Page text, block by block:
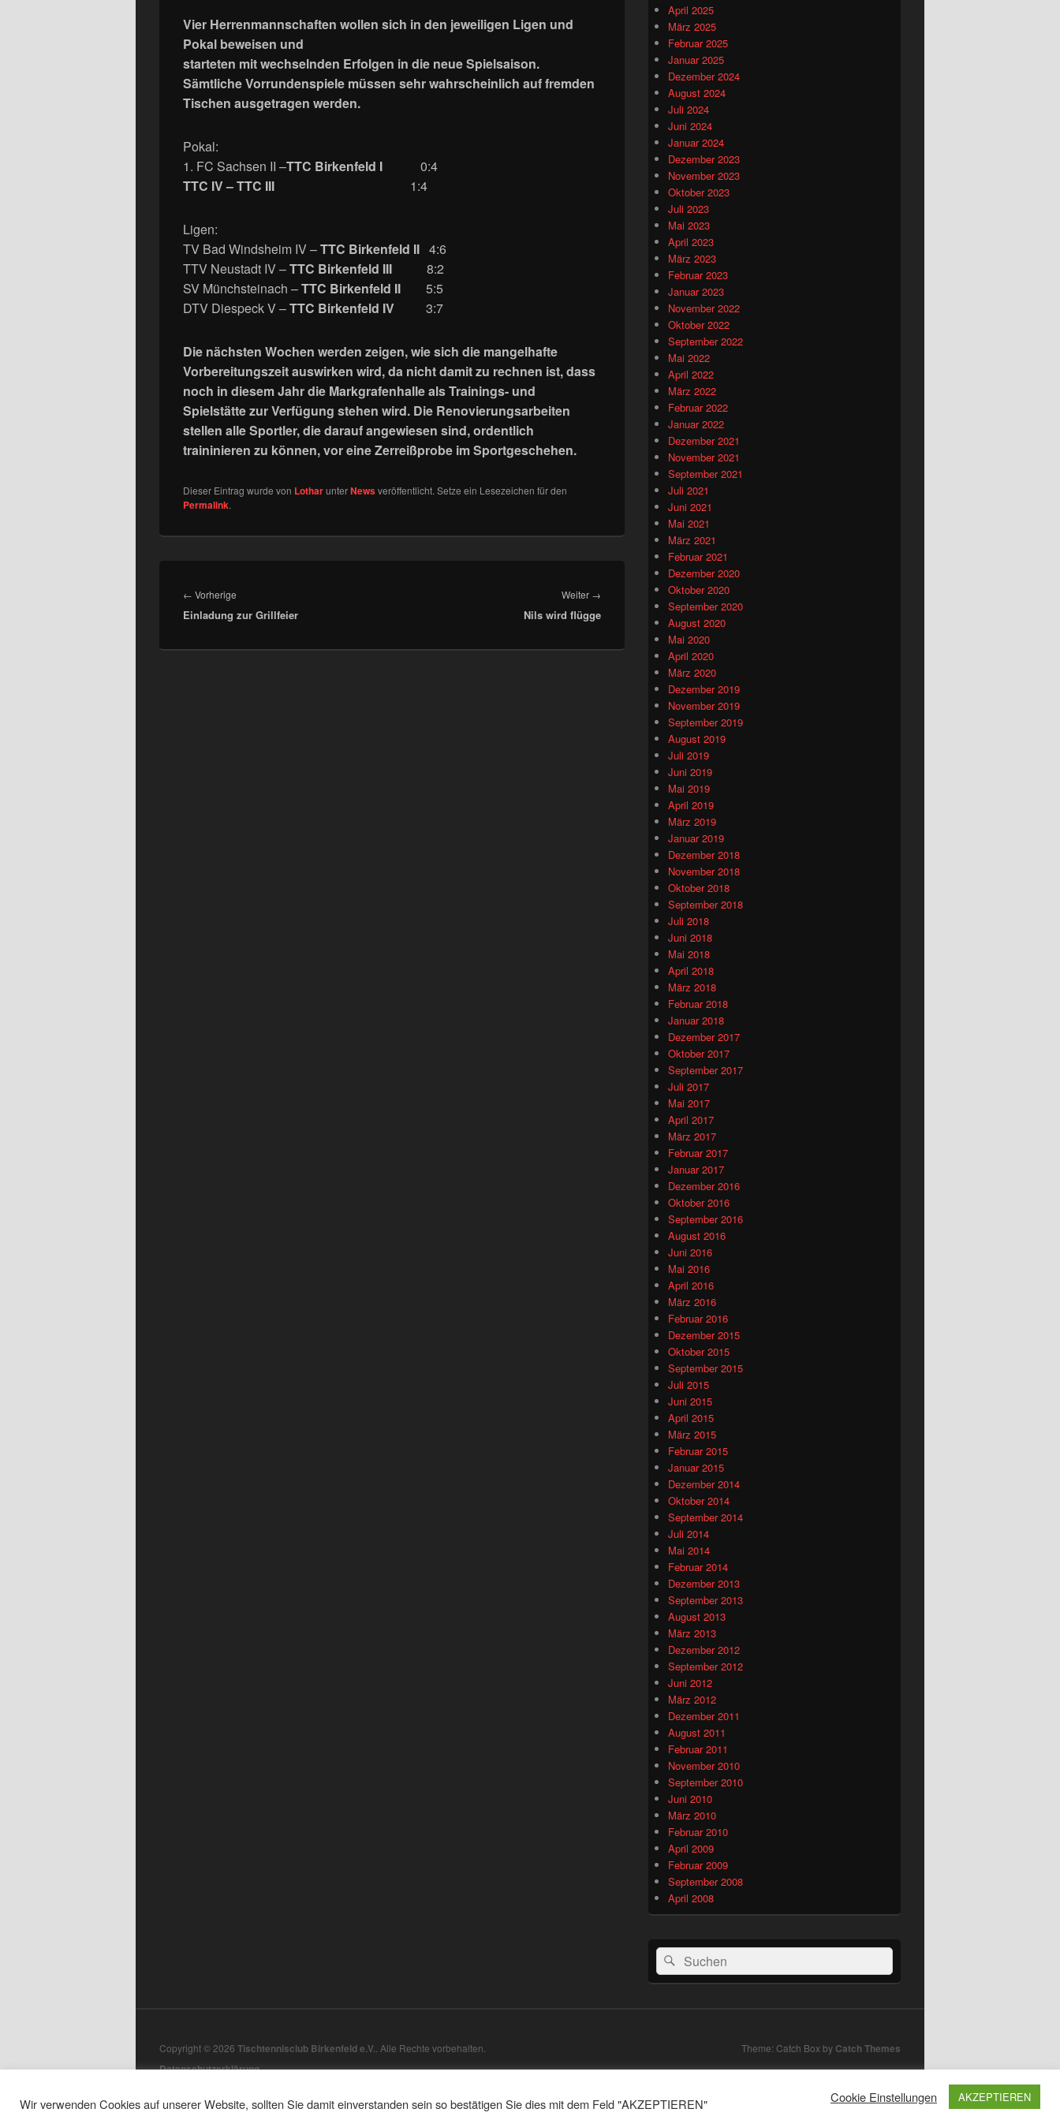
Vier Herrenmannschaften wollen sich in den jeweiligen Ligen und
Pokal beweisen und
starteten mit wechselnden Erfolgen in die neue Spielsaison.
Sämtliche Vorrundenspiele müssen sehr wahrscheinlich auf fremden
Tischen ausgetragen werden.
Pokal:
1. FC Sachsen II –TTC Birkenfeld I 0:4
TTC IV – TTC III
1:4
Ligen:
TV Bad Windsheim IV –TTC Birkenfeld II 4:6
TTV Neustadt IV –TTC Birkenfeld III
8:2
SV Münchsteinach –TTC Birkenfeld II 5:5
DTV Diespeck V –TTC Birkenfeld IV 3:7
Die nächsten Wochen werden zeigen, wie sich die mangelhafte
Vorbereitungszeit auswirken wird, da nicht damit zu rechnen ist, dass
noch in diesem Jahr die Markgrafenhalle als Trainings- und
Spielstätte zur Verfügung stehen wird. Die Renovierungsarbeiten
stellen alle Sportler, die darauf angewiesen sind, ordentlich
traininieren zu können, vor eine Zerreißprobe im Sportgeschehen.
Dieser Eintrag wurde von LotharunterNewsveröffentlicht. Setze ein Lesezeichen für den
Permalink.
← Vorherige
Beitrag:
Einladung zur Grillfeier
Weiter →
Beitrag:
Nils wird flügge
April 2025
März 2025
Februar 2025
Januar 2025
Dezember 2024
August 2024
Juli 2024
Juni 2024
Januar 2024
Dezember 2023
November 2023
Oktober 2023
Juli 2023
Mai 2023
April 2023
März 2023
Februar 2023
Januar 2023
November 2022
Oktober 2022
September 2022
Mai 2022
April 2022
März 2022
Februar 2022
Januar 2022
Dezember 2021
November 2021
September 2021
Juli 2021
Juni 2021
Mai 2021
März 2021
Februar 2021
Dezember 2020
Oktober 2020
September 2020
August 2020
Mai 2020
April 2020
März 2020
Dezember 2019
November 2019
September 2019
August 2019
Juli 2019
Juni 2019
Mai 2019
April 2019
März 2019
Januar 2019
Dezember 2018
November 2018
Oktober 2018
September 2018
Juli 2018
Juni 2018
Mai 2018
April 2018
März 2018
Februar 2018
Januar 2018
Dezember 2017
Oktober 2017
September 2017
Juli 2017
Mai 2017
April 2017
März 2017
Februar 2017
Januar 2017
Dezember 2016
Oktober 2016
September 2016
August 2016
Juni 2016
Mai 2016
April 2016
März 2016
Februar 2016
Dezember 2015
Oktober 2015
September 2015
Juli 2015
Juni 2015
April 2015
März 2015
Februar 2015
Januar 2015
Dezember 2014
Oktober 2014
September 2014
Juli 2014
Mai 2014
Februar 2014
Dezember 2013
September 2013
August 2013
März 2013
Dezember 2012
September 2012
Juni 2012
März 2012
Dezember 2011
August 2011
Februar 2011
November 2010
September 2010
Juni 2010
März 2010
Februar 2010
April 2009
Februar 2009
September 2008
April 2008
Suchen
nach:
Suchen
Copyright © 2026 Tischtennisclub Birkenfeld e.V. . Alle Rechte vorbehalten.
Datenschutzerklärung
Theme: Catch Box by Catch Themes
Wir verwenden Cookies auf unserer Website, sollten Sie damit einverstanden sein so bestätigen Sie dies mit dem Feld "AKZEPTIEREN" Cookie Einstellungen AKZEPTIEREN